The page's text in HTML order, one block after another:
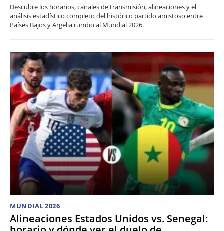
Descubre los horarios, canales de transmisión, alineaciones y el
análisis estadístico completo del histórico partido amistoso entre
Países Bajos y Argelia rumbo al Mundial 2026.
MUNDIAL 2026
Alineaciones Estados Unidos vs. Senegal: